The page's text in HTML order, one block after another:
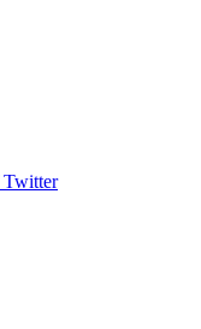
Twitter